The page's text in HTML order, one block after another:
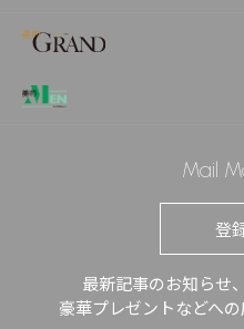
Mail
登
最新記事のお知らせ
豪華プレゼントなどへ